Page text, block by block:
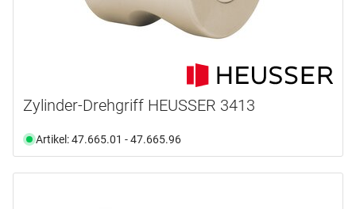
Zylinder-Drehgriff HEUSSER 3413
Artikel: 47.665.01 - 47.665.96